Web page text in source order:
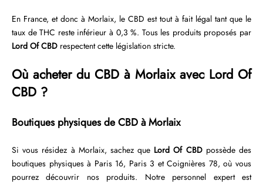
En France, et donc à Morlaix, le CBD est tout à fait légal tant que le
taux de THC reste inférieur à 0,3 %. Tous les produits proposés par
Lord Of CBD respectent cette législation stricte.
Où acheter du CBD à Morlaix avec Lord Of
CBD ?
Boutiques physiques de CBD à Morlaix
Si vous résidez à Morlaix, sachez que Lord Of CBDpossède des
boutiques physiques à Paris 16, Paris 3 et Coignières 78, où vous
pourrez découvrir nos produits. Notre personnel expert est